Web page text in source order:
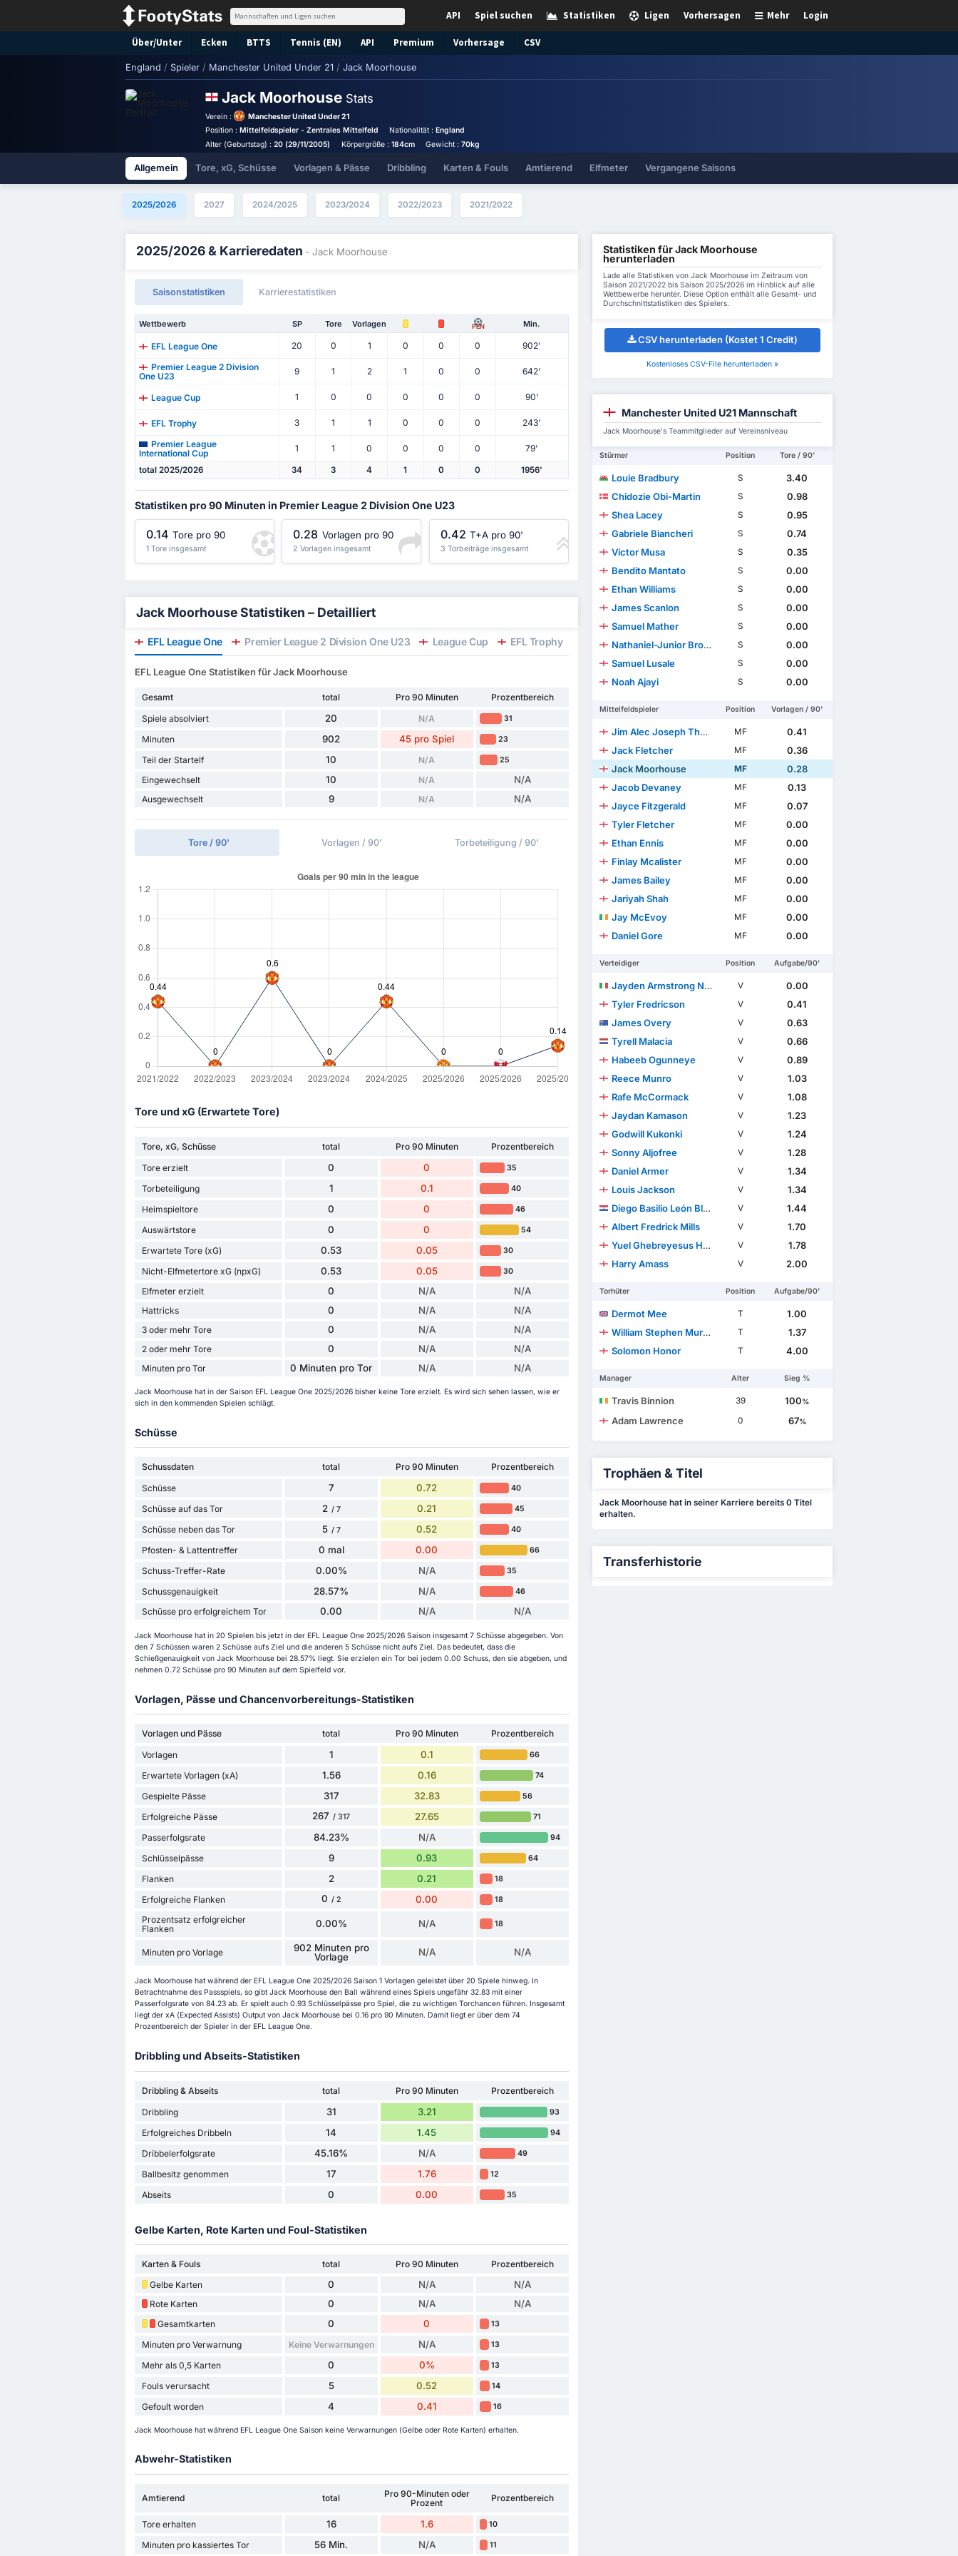
Login
Mehr
Vorhersagen
Ligen
Statistiken
Spiel suchen
API
Über/Unter Ecken BTTS Tennis (EN) API Premium Vorhersage CSV
England / Spieler / Manchester United Under 21 / Jack Moorhouse
Jack Moorhouse Stats
Verein :
Manchester United Under 21
Position :Mittelfeldspieler - Zentrales Mittelfeld Nationalität : England
Alter (Geburtstag) :20 (29/11/2005) Körpergröße : 184cm Gewicht :70kg
Allgemein Tore, xG, Schüsse Vorlagen & Pässe Dribbling Karten & Fouls Amtierend Elfmeter Vergangene Saisons
2025/2026 2027 2024/2025 2023/2024 2022/2023 2021/2022
2025/2026 & Karrieredaten - Jack Moorhouse
Saisonstatistiken Karrierestatistiken
Wettbewerb SP Tore Vorlagen PEN Min.
EFL League One 20 0 1 0 0 0
902'
Premier League 2 Division
One U23
9 1 2 1 0 0 642'
League Cup 1 0 0 0 0 0 90'
EFL Trophy 3 1 1 0 0 0
243'
Premier League
International Cup
1 1 0 0 0 0 79'
total 2025/2026 34 3 4 1 0 0 1956'
Statistiken pro 90 Minuten in Premier League 2 Division One U23
0.14 Tore pro 90
1 Tore insgesamt
0.28 Vorlagen pro 90
2 Vorlagen insgesamt
0.42 T+A pro 90'
3 Torbeiträge insgesamt
Jack Moorhouse Statistiken – Detailliert
EFL League One Premier League 2 Division One U23 League Cup EFL Trophy Premier League International Cup
EFL League One Statistiken für Jack Moorhouse
Gesamt total Pro 90 Minuten
Prozentbereich
Spiele absolviert
20 N/A 31
Minuten 902 45 pro Spiel 23
Teil der Startelf 10 N/A 25
Eingewechselt 10 N/A N/A
Ausgewechselt 9 N/A N/A
Tore / 90' Vorlagen / 90' Torbeteiligung / 90'
Tore und xG (Erwartete Tore)
Tore, xG, Schüsse total Pro 90 Minuten
Prozentbereich
Tore erzielt
0 0 35
Torbeteiligung 1 0.1 40
Heimspieltore 0 0 46
Auswärtstore 0 0 54
Erwartete Tore (xG) 0.53 0.05 30
Nicht-Elfmetertore xG (npxG) 0.53 0.05 30
Elfmeter erzielt 0 N/A N/A
Hattricks 0 N/A N/A
3 oder mehr Tore 0 N/A N/A
2 oder mehr Tore 0 N/A N/A
Minuten pro Tor 0 Minuten pro Tor N/A N/A
Jack Moorhouse hat in der Saison EFL League One 2025/2026 bisher keine Tore erzielt. Es wird sich sehen lassen, wie er
sich in den kommenden Spielen schlägt.
Schüsse
Schussdaten total Pro 90 Minuten
Prozentbereich
Schüsse
7 0.72 40
Schüsse auf das Tor 2 / 7 0.21 45
Schüsse neben das Tor 5 / 7 0.52 40
Pfosten- & Lattentreffer 0 mal 0.00 66
Schuss-Treffer-Rate 0.00% N/A 35
Schussgenauigkeit 28.57% N/A 46
Schüsse pro erfolgreichem Tor 0.00 N/A N/A
Jack Moorhouse hat in 20 Spielen bis jetzt in der EFL League One 2025/2026 Saison insgesamt 7 Schüsse abgegeben. Von
den 7 Schüssen waren 2 Schüsse aufs Ziel und die anderen 5 Schüsse nicht aufs Ziel. Das bedeutet, dass die
Schießgenauigkeit von Jack Moorhouse bei 28.57% liegt. Sie erzielen ein Tor bei jedem 0.00 Schuss, den sie abgeben, und
nehmen 0.72 Schüsse pro 90 Minuten auf dem Spielfeld vor.
Vorlagen, Pässe und Chancenvorbereitungs-Statistiken
Vorlagen und Pässe total Pro 90 Minuten
Prozentbereich
Vorlagen
1 0.1 66
Erwartete Vorlagen (xA) 1.56 0.16 74
Gespielte Pässe 317 32.83 56
Erfolgreiche Pässe 267 / 317 27.65 71
Passerfolgsrate 84.23% N/A 94
Schlüsselpässe 9 0.93 64
Flanken 2 0.21 18
Erfolgreiche Flanken 0 / 2 0.00 18
Prozentsatz erfolgreicher
Flanken
0.00% N/A 18
Minuten pro Vorlage
902 Minuten pro
Vorlage
N/A N/A
Jack Moorhouse hat während der EFL League One 2025/2026 Saison 1 Vorlagen geleistet über 20 Spiele hinweg. In
Betrachtnahme des Passspiels, so gibt Jack Moorhouse den Ball während eines Spiels ungefähr 32.83 mit einer
Passerfolgsrate von 84.23 ab. Er spielt auch 0.93 Schlüsselpässe pro Spiel, die zu wichtigen Torchancen führen. Insgesamt
liegt der xA (Expected Assists) Output von Jack Moorhouse bei 0.16 pro 90 Minuten. Damit liegt er über dem 74
Prozentbereich der Spieler in der EFL League One.
Dribbling und Abseits-Statistiken
Dribbling & Abseits total Pro 90 Minuten
Prozentbereich
Dribbling
31 3.21 93
Erfolgreiches Dribbeln 14 1.45 94
Dribbelerfolgsrate 45.16% N/A 49
Ballbesitz genommen 17 1.76 12
Abseits 0 0.00 35
Gelbe Karten, Rote Karten und Foul-Statistiken
Karten & Fouls total Pro 90 Minuten
Prozentbereich
Gelbe Karten
0 N/A N/A
Rote Karten 0 N/A N/A
Gesamtkarten 0 0 13
Minuten pro Verwarnung Keine Verwarnungen N/A 13
Mehr als 0,5 Karten 0 0% 13
Fouls verursacht 5 0.52 14
Gefoult worden 4 0.41 16
Jack Moorhouse hat während EFL League One Saison keine Verwarnungen (Gelbe oder Rote Karten) erhalten.
Abwehr-Statistiken
Amtierend total
Pro 90-Minuten oder
Prozent
Prozentbereich
Tore erhalten 16 1.6 10
Minuten pro kassiertes Tor 56 Min. N/A 11
Statistiken für Jack Moorhouse
herunterladen
Lade alle Statistiken von Jack Moorhouse im Zeitraum von
Saison 2021/2022 bis Saison 2025/2026 im Hinblick auf alle
Wettbewerbe herunter. Diese Option enthält alle Gesamt- und
Durchschnittstatistiken des Spielers.
CSV herunterladen (Kostet 1 Credit)
Kostenloses CSV-File herunterladen »
Manchester United U21 Mannschaft
Jack Moorhouse's Teammitglieder auf Vereinsniveau
Stürmer Position Tore / 90'
Louie Bradbury S
3.40
Chidozie Obi-Martin
S
0.98
Shea Lacey
S
0.95
Gabriele Biancheri
S
0.74
Victor Musa
S
0.35
Bendito Mantato
S
0.00
Ethan Williams
S
0.00
James Scanlon
S
0.00
Samuel Mather
S
0.00
Nathaniel-Junior Brown
S
0.00
Samuel Lusale
S
0.00
Noah Ajayi
S 0.00
Mittelfeldspieler Position Vorlagen / 90'
Jim Alec Joseph Thwaites MF
0.41
Jack Fletcher
MF
0.36
Jack Moorhouse
MF
0.28
Jacob Devaney
MF
0.13
Jayce Fitzgerald
MF
0.07
Tyler Fletcher
MF
0.00
Ethan Ennis
MF
0.00
Finlay Mcalister
MF
0.00
James Bailey
MF
0.00
Jariyah Shah
MF
0.00
Jay McEvoy
MF
0.00
Daniel Gore
MF 0.00
Verteidiger Position Aufgabe/90'
Jayden Armstrong Ngwashi Chinjie V
0.00
Tyler Fredricson
V
0.41
James Overy
V
0.63
Tyrell Malacia
V
0.66
Habeeb Ogunneye
V
0.89
Reece Munro
V
1.03
Rafe McCormack
V
1.08
Jaydan Kamason
V
1.23
Godwill Kukonki
V
1.24
Sonny Aljofree
V
1.28
Daniel Armer
V
1.34
Louis Jackson
V
1.34
Diego Basilio León Blanco
V
1.44
Albert Fredrick Mills
V
1.70
Yuel Ghebreyesus Helafu
V
1.78
Harry Amass
V 2.00
Torhüter Position Aufgabe/90'
Dermot Mee T
1.00
William Stephen Murdock
T
1.37
Solomon Honor
T 4.00
Manager Alter Sieg %
Travis Binnion 39 100%
Adam Lawrence 0 67%
Trophäen & Titel
Jack Moorhouse hat in seiner Karriere bereits 0 Titel
erhalten.
Transferhistorie